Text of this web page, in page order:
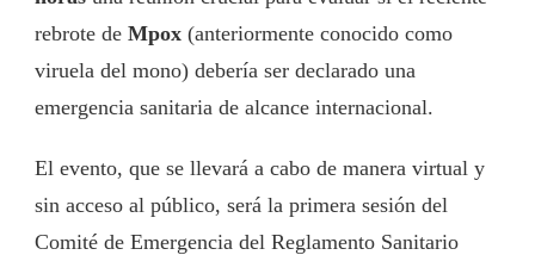
rebrote de Mpox (anteriormente conocido como
viruela del mono) debería ser declarado una
emergencia sanitaria de alcance internacional.
El evento, que se llevará a cabo de manera virtual y
sin acceso al público, será la primera sesión del
Comité de Emergencia del Reglamento Sanitario